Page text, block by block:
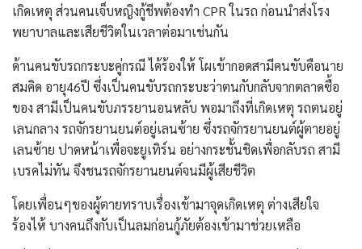
เกิดเหตุ ส่วนคนเจ็บหญิงกู้ชีพต้องทำ CPR ในรถ ก่อนนำส่งโรง
พยาบาลและเสียชีวิตในเวลาต่อมาเช่นกัน
ด้านคนขับรถกระบะคู่กรณี ได้ร้องให้ โผเข้ากอดสามีคนขับคือนาย
สมคิด อายุ46ปี ซึ่งเป็นคนขับรถกระบะว่าตนกับกลับจากตลาดซื้อ
ของ สามีเป็นคนขับภรรยานอนหลับ พอมาถึงที่เกิดเหตุ รถตนอยู่
เลนกลาง รถจักรยานยนต์อยู่เลนซ้าย ซึ่งรถจักรยานยนต์ผู้ตายอยู่
เลนซ้าย ปาดหน้าเพื่อจะยูเทิร์น อย่างกระชั้นชิดเพื่อกลับรถ สามี
เบรคไม่ทัน จึงชนรถจักรยานยนต์จนมีผู้เสียชีวิต
โดยเพื่อนๆของผู้ตายทราบเรื่องเข้ามาจุดเกิดเหตุ ต่างเสียใจ
ร้องไห้ บางคนถึงกับเป็นลมก่อนกู้ภัยต้องเข้ามาช่วยเหลือ